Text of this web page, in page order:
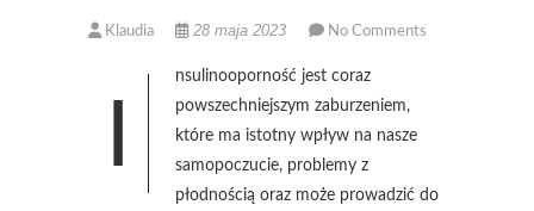
Klaudia 28 maja 2023 No Comments
I
nsulinooporność jest coraz
powszechniejszym zaburzeniem,
które ma istotny wpływ na nasze
samopoczucie, problemy z
płodnością oraz może prowadzić do